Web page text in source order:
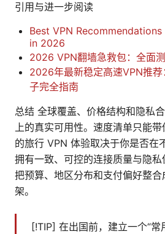
引用与进一步阅读
Best VPN
in 2026
2026 VPN翻墙急救包：全面
2026年最新稳定高速VPN推
子完全指南
总结 全球覆盖、价格结构和隐私
上的真实可用性。速度清单只能
的旅行 VPN 体验取决于你是否在
拥有一致、可控的连接质量与隐
把预算、地区分布和支付偏好整
架。
[!TIP] 在出国前，建立一个“